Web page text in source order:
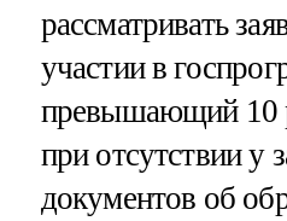
рассматривать
участии в
превышающий 10
при отсутствии у
документов об